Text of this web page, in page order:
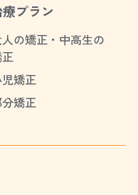
プラン
の矯正・中高生の
矯正
矯正